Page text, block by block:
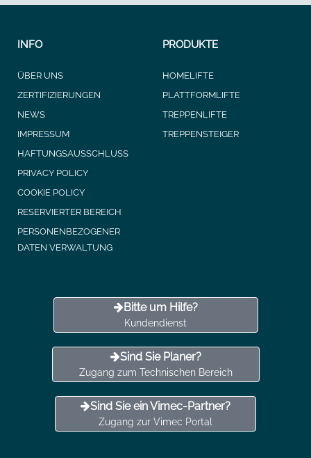
INFO
ÜBER UNS
ZERTIFIZIERUNGEN
NEWS
IMPRESSUM
HAFTUNGSAUSSCHLUSS
PRIVACY POLICY
COOKIE POLICY
RESERVIERTER BEREICH
PERSONENBEZOGENER
DATEN VERWALTUNG
PRODUKTE
HOMELIFTE
PLATTFORMLIFTE
TREPPENLIFTE
TREPPENSTEIGER
Bitte um Hilfe?
Kundendienst
Sind Sie Planer?
Zugang zum Technischen Bereich
Sind Sie ein Vimec-Partner?
Zugang zur Vimec Portal